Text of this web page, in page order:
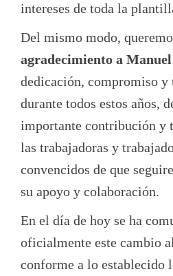
intereses de toda la
Del mismo modo,
agradecimiento a
dedicación, compromiso
durante todos estos años,
importante contribución y
las trabajadoras y
convencidos de que
su apoyo y colaboración.
En el día de hoy se ha
oficialmente este cambio
conforme a lo establecido